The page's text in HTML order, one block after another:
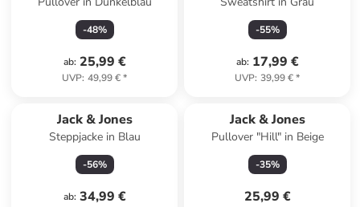
-48%
ab: 25,99 €
UVP: 49,99 €*
-55%
ab: 17,99 €
UVP: 39,99 €*
Jack & Jones
Steppjacke in Blau
-56%
ab: 34,99 €
Jack & Jones
Pullover "Hill" in Beige
-35%
25,99 €